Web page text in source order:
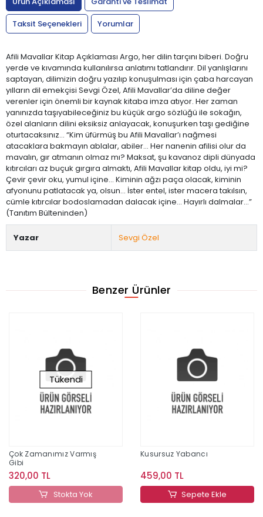
Taksit Seçenekleri
Yorumlar
Afili Mavallar Kitap Açıklaması Argo, her dilin tarçını biberi. Doğru
yerde ve kıvamında kullanılırsa anlatımı tatlandırır. Dil yanlışlarını
saptayan, dilimizin doğru yazılıp konuşulması için çaba harcayan
yılların dil emekçisi Sevgi Özel, Afili Mavallar’da diline değer
verenler için önemli bir kaynak kitaba imza atıyor. Her zaman
yanınızda taşıyabileceğiniz bu küçük argo sözlüğü ile sokağın,
özel alanların dilini eksiksiz anlayacak, konuşurken taşı gediğine
oturtacaksınız… “Kim üfürmüş bu Afili Mavallar’ı nağmesi
atacaklara bakmayın ablalar, abiler... Her nanenin afilisi olur da
mavalın, gır atmanın olmaz mı? Maksat, şu kavanoz dipli dünyada
kıtırcıları az buçuk gırgıra almaktı, Afili Mavallar kitap oldu, iyi mi?
Çevir çevir oku, yumul içine... Kiminin ağzı paça olacak, kiminin
afyonunu patlatacak ya, olsun... İster entel, ister macera takılsın,
cümle kıtırcılar bodoslamadan dalacak içine... Hayırlı dalmalar...”
(Tanıtım Bülteninden)
Yazar Sevgi Özel
Benzer Ürünler
Tükendi
Çok Zamanımız Varmış
Gibi
320,00 TL
Stokta Yok
Kusursuz Yabancı
459,00 TL
Sepete Ekle